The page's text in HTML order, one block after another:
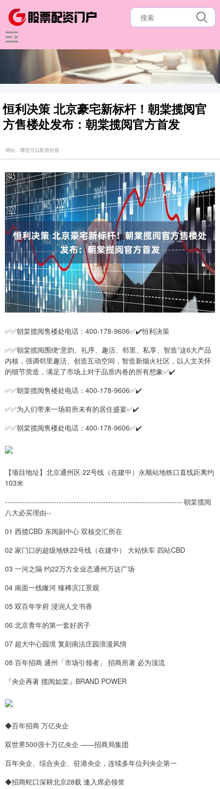
恒利决策 北京豪宅新标杆！朝棠揽阅官
方售楼处发布：朝棠揽阅官方首发
网站：哪里可以配资炒股
✅✅朝棠揽阅售楼处电话：400-178-9606✅✔️恒利决策
✅✅朝棠揽阅围绕“意韵、礼序、趣活、邻里、私享、智造”这6大产品
内核，强调邻里趣活、创造互动空间，智造新烟火社区，以人文关怀
的细节营造，满足了市场上对于品质内卷的所有想象✅✔️
✅✅朝棠揽阅售楼处电话：400-178-9606✅✔️
✅✅为人们带来一场前所未有的居住盛宴✅✔️
✅✅朝棠揽阅售楼处电话：400-178-9606✅✔️
【项目地址】北京通州区·22号线（在建中）永顺站地铁口直线距离约
103米
------------------------------------------------------------------------·朝棠揽阅
八大必买理由--
01 西揽CBD 东阅副中心 双核交汇所在
02 家门口的超级地铁22号线（在建中） 大站快车 四站CBD
03 一河之隔 约22万方全业态通州万达广场
04 南面一线瞰河 臻稀滨江景观
05 双百年学府 浸润人文书香
06 北京青年的第一套好房子
07 超大中心园境 复刻南法庄园浪漫风情
08 百年招商 通州「市场引领者」 招商所著 必为顶流
『央企再著 揽阅如棠』BRAND POWER
◆百年招商 万亿央企
双世界500强十万亿央企 ——招商局集团
百年央企、综合央企、驻港央企，连续多年位列央企第一
◆招商蛇口深耕北京28载 逢入席必领誉